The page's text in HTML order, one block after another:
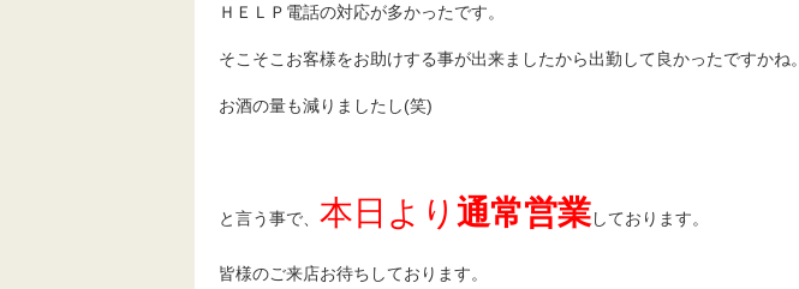
ＨＥＬＰ電話の対応が多かったです。
そこそこお客様をお助けする事が出来ましたから出勤して良かったですかね。
お酒の量も減りましたし(笑)
と言う事で、 本日より 通常営業しております。
皆様のご来店お待ちしております。